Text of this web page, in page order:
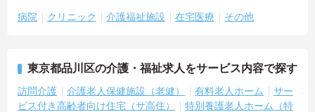
病院 クリニック 介護福祉施設 在宅医療 その他
東京都品川区の介護・福祉求人をサービス内容で探す
訪問介護 介護老人保健施設（老健） 有料老人ホーム
サー
ビス付き高齢者向け住宅（サ高住）
特別養護老人ホーム（特